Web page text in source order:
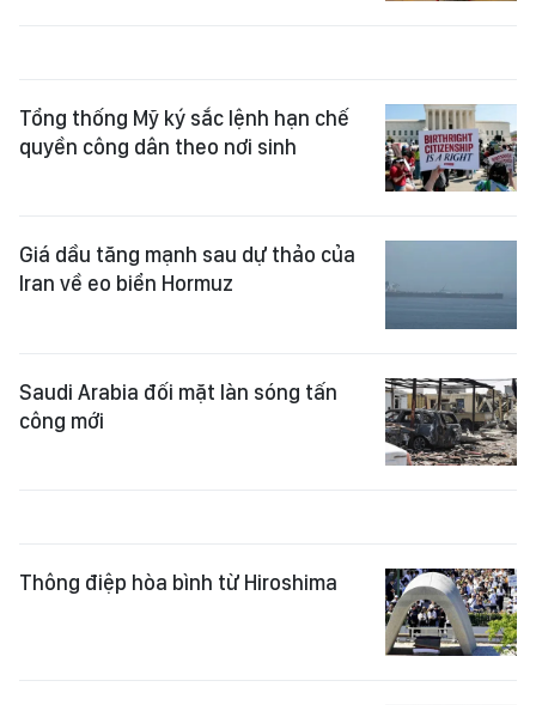
Tổng thống Mỹ ký sắc lệnh hạn chế
quyền công dân theo nơi sinh
Giá dầu tăng mạnh sau dự thảo của
Iran về eo biển Hormuz
Saudi Arabia đối mặt làn sóng tấn
công mới
Thông điệp hòa bình từ Hiroshima